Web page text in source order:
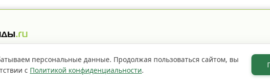
Если не указано
страницы сайта доступно по лицензии
персональные данные. Продолжая пользоваться сайтом, вы
с Политикой конфиденциальности.